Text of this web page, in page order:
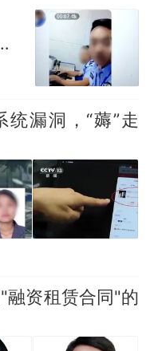
漏洞，“薅”走
融资租赁合同"的